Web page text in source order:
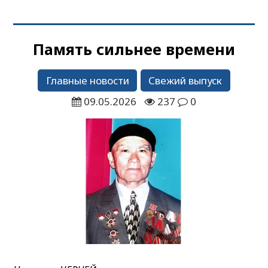
Память сильнее времени
Главные новости
Свежий выпуск
09.05.2026
237 0